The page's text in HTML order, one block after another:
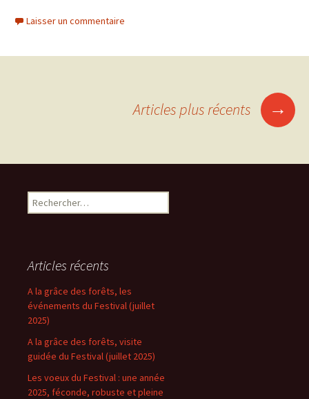
Laisser un commentaire
Navigation
articles
Articles plus récents →
Rechercher :
Articles récents
A la grâce des forêts, les
événements du Festival (juillet
2025)
A la grâce des forêts, visite
guidée du Festival (juillet 2025)
Les voeux du Festival : une année
2025, féconde, robuste et pleine